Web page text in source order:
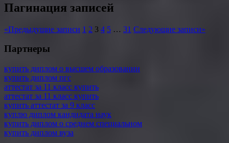
Пагинация записей
«Предыдущие записи 1 2 3 4 5 … 31 Следующие записи»
Партнеры
купить диплом о высшем образовании
купить диплом пгс
аттестат за 11 класс купить
аттестат за 11 класс купить
купить аттестат за 9 класс
куплю диплом кандидата наук
купить диплом о среднем специальном
купить диплом вуза